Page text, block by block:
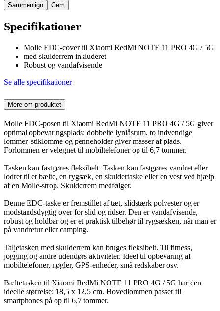
Sammenlign Gem
Specifikationer
Molle EDC-cover til Xiaomi RedMi NOTE 11 PRO 4G / 5G
med skulderrem inkluderet
Robust og vandafvisende
Se alle specifikationer
Mere om produktet
Molle EDC-posen til Xiaomi RedMi NOTE 11 PRO 4G / 5G giver
optimal opbevaringsplads: dobbelte lynlåsrum, to indvendige
lommer, stiklomme og penneholder giver masser af plads.
Forlommen er velegnet til mobiltelefoner op til 6,7 tommer.
Tasken kan fastgøres fleksibelt. Tasken kan fastgøres vandret eller
lodret til et bælte, en rygsæk, en skuldertaske eller en vest ved hjælp
af en Molle-strop. Skulderrem medfølger.
Denne EDC-taske er fremstillet af tæt, slidstærk polyester og er
modstandsdygtig over for slid og ridser. Den er vandafvisende,
robust og holdbar og er et praktisk tilbehør til rygsækken, når man er
på vandretur eller camping.
Taljetasken med skulderrem kan bruges fleksibelt. Til fitness,
jogging og andre udendørs aktiviteter. Ideel til opbevaring af
mobiltelefoner, nøgler, GPS-enheder, små redskaber osv.
Bæltetasken til Xiaomi RedMi NOTE 11 PRO 4G / 5G har den
ideelle størrelse: 18,5 x 12,5 cm. Hovedlommen passer til
smartphones på op til 6,7 tommer.